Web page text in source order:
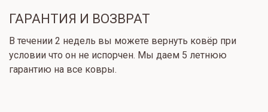
ГАРАНТИЯ И ВОЗВРАТ
В течении 2 недель вы можете вернуть ковёр при
условии что он не испорчен. Мы даем 5 летнюю
гарантию на все ковры.